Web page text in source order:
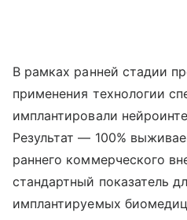
В рамках ранней стадии
применения технологии
имплантировали
Результат — 100%
раннего коммерческого
стандартный показатель
имплантируемых